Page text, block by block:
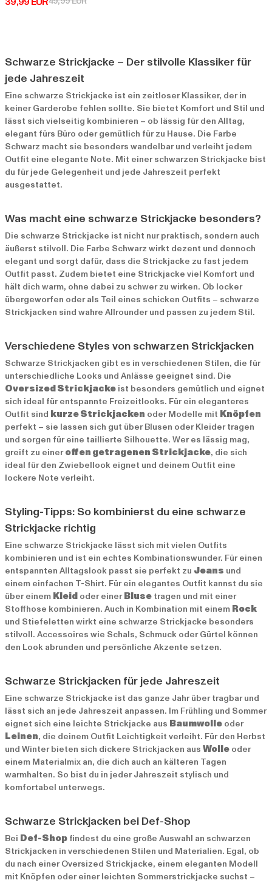
Schwarze Strickjacke – Der stilvolle Klassiker für
jede Jahreszeit
Eine schwarze Strickjacke ist ein zeitloser Klassiker, der in
keiner Garderobe fehlen sollte. Sie bietet Komfort und Stil und
lässt sich vielseitig kombinieren – ob lässig für den Alltag,
elegant fürs Büro oder gemütlich für zu Hause. Die Farbe
Schwarz macht sie besonders wandelbar und verleiht jedem
Outfit eine elegante Note. Mit einer schwarzen Strickjacke bist
du für jede Gelegenheit und jede Jahreszeit perfekt
ausgestattet.
Was macht eine schwarze Strickjacke besonders?
Die schwarze Strickjacke ist nicht nur praktisch, sondern auch
äußerst stilvoll. Die Farbe Schwarz wirkt dezent und dennoch
elegant und sorgt dafür, dass die Strickjacke zu fast jedem
Outfit passt. Zudem bietet eine Strickjacke viel Komfort und
hält dich warm, ohne dabei zu schwer zu wirken. Ob locker
übergeworfen oder als Teil eines schicken Outfits – schwarze
Strickjacken sind wahre Allrounder und passen zu jedem Stil.
Verschiedene Styles von schwarzen Strickjacken
Schwarze Strickjacken gibt es in verschiedenen Stilen, die für
unterschiedliche Looks und Anlässe geeignet sind. Die
Oversized Strickjacke ist besonders gemütlich und eignet
sich ideal für entspannte Freizeitlooks. Für ein eleganteres
Outfit sind kurze Strickjacken oder Modelle mit Knöpfen
perfekt – sie lassen sich gut über Blusen oder Kleider tragen
und sorgen für eine taillierte Silhouette. Wer es lässig mag,
greift zu eineroffen getragenen Strickjacke, die sich
ideal für den Zwiebellook eignet und deinem Outfit eine
lockere Note verleiht.
Styling-Tipps: So kombinierst du eine schwarze
Strickjacke richtig
Eine schwarze Strickjacke lässt sich mit vielen Outfits
kombinieren und ist ein echtes Kombinationswunder. Für einen
entspannten Alltagslook passt sie perfekt zu Jeans und
einem einfachen T-Shirt. Für ein elegantes Outfit kannst du sie
über einem Kleid oder einerBluse tragen und mit einer
Stoffhose kombinieren. Auch in Kombination mit einem Rock
und Stiefeletten wirkt eine schwarze Strickjacke besonders
stilvoll. Accessoires wie Schals, Schmuck oder Gürtel können
den Look abrunden und persönliche Akzente setzen.
Schwarze Strickjacken für jede Jahreszeit
Eine schwarze Strickjacke ist das ganze Jahr über tragbar und
lässt sich an jede Jahreszeit anpassen. Im Frühling und Sommer
eignet sich eine leichte Strickjacke aus Baumwolle oder
Leinen, die deinem Outfit Leichtigkeit verleiht. Für den Herbst
und Winter bieten sich dickere Strickjacken aus Wolle oder
einem Materialmix an, die dich auch an kälteren Tagen
warmhalten. So bist du in jeder Jahreszeit stylisch und
komfortabel unterwegs.
Schwarze Strickjacken bei Def-Shop
Bei Def-Shop findest du eine große Auswahl an schwarzen
Strickjacken in verschiedenen Stilen und Materialien. Egal, ob
du nach einer Oversized Strickjacke, einem eleganten Modell
mit Knöpfen oder einer leichten Sommerstrickjacke suchst –